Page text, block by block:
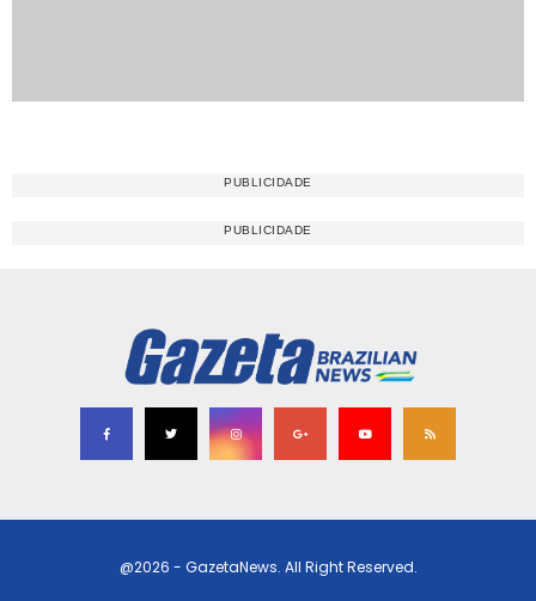
@2026 - GazetaNews. All Right Reserved.